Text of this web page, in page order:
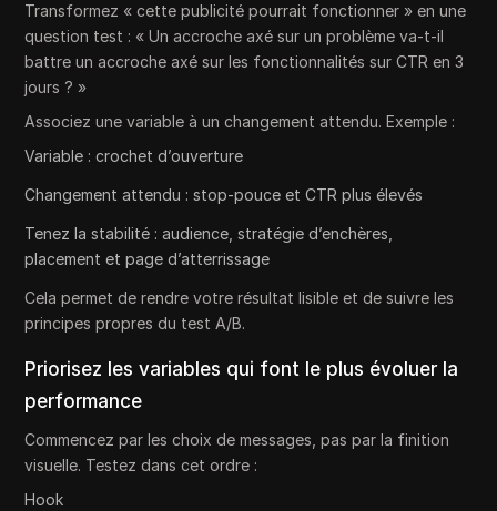
Transformez « cette publicité pourrait fonctionner » en une
question test : « Un accroche axé sur un problème va-t-il
battre un accroche axé sur les fonctionnalités sur CTR en 3
jours ? »
Associez une variable à un changement attendu. Exemple :
Variable : crochet d’ouverture
Changement attendu : stop-pouce et CTR plus élevés
Tenez la stabilité : audience, stratégie d’enchères,
placement et page d’atterrissage
Cela permet de rendre votre résultat lisible et de suivre les
principes propres du test A/B.
Priorisez les variables qui font le plus évoluer la
performance
Commencez par les choix de messages, pas par la finition
visuelle. Testez dans cet ordre :
Hook